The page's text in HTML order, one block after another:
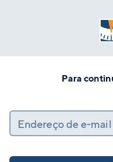
Para
Endereço de e-mail